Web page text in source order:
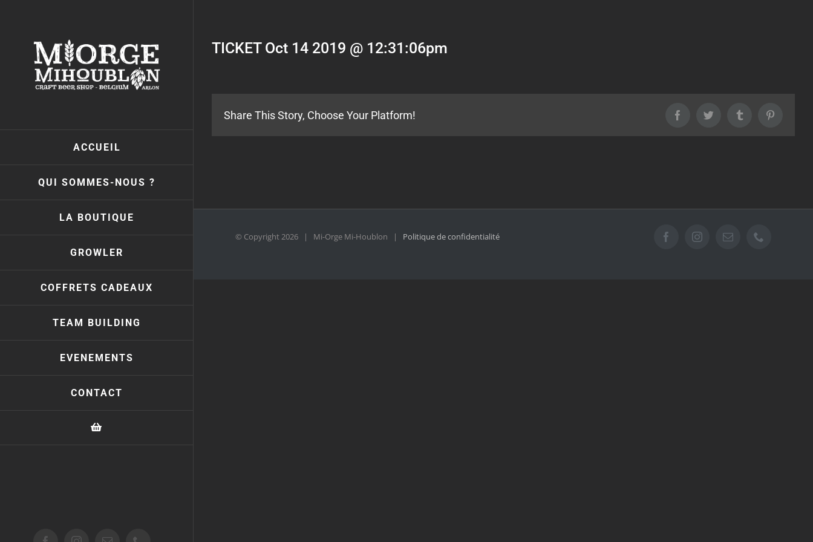
ACCUEIL
QUI SOMMES-NOUS ?
LA BOUTIQUE
GROWLER
COFFRETS CADEAUX
TEAM BUILDING
EVENEMENTS
CONTACT
TICKET Oct 14 2019 @ 12:31:06pm
Share This Story, Choose Your Platform! FacebookTwitter Tumblr
© Copyright2026 | Mi-Orge Mi-Houblon | Politique de confidentialité FacebookInstagramEmail